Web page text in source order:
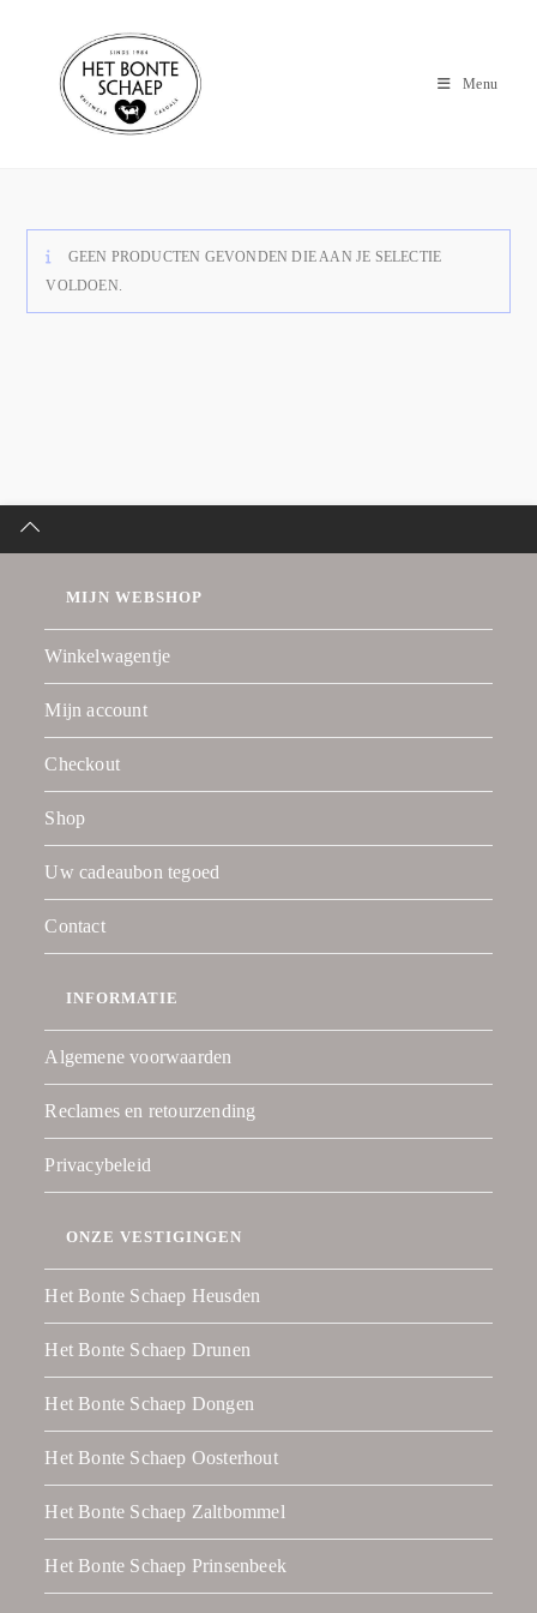
Menu
GEEN PRODUCTEN GEVONDEN DIE AAN JE SELECTIE
VOLDOEN.
MIJN WEBSHOP
Winkelwagentje
Mijn account
Checkout
Shop
Uw cadeaubon tegoed
Contact
INFORMATIE
Algemene voorwaarden
Reclames en retourzending
Privacybeleid
ONZE VESTIGINGEN
Het Bonte Schaep Heusden
Het Bonte Schaep Drunen
Het Bonte Schaep Dongen
Het Bonte Schaep Oosterhout
Het Bonte Schaep Zaltbommel
Het Bonte Schaep Prinsenbeek